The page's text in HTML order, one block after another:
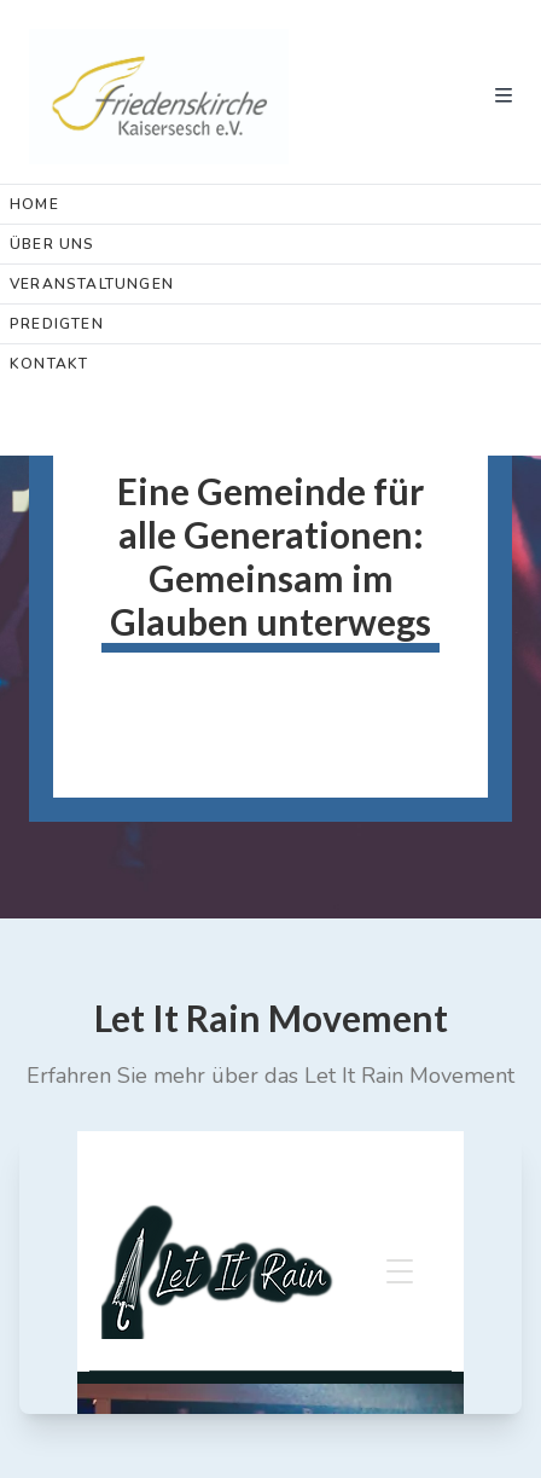
HOME
ÜBER UNS
VERANSTALTUNGEN
PREDIGTEN
KONTAKT
Eine Gemeinde für
alle Generationen:
Gemeinsam im
Glauben unterwegs
Let It Rain Movement
Erfahren Sie mehr über das Let It Rain Movement